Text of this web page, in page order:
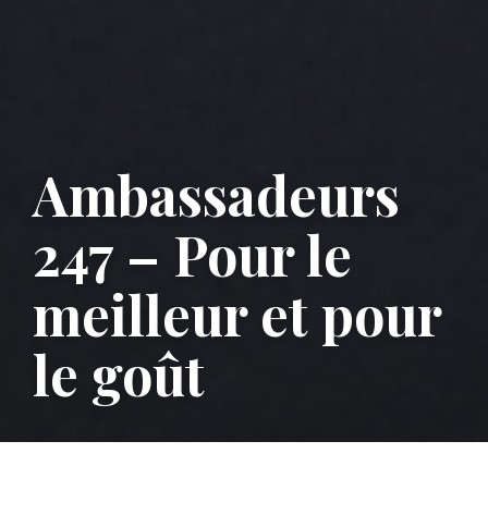
Ambassadeurs
247 – Pour le
meilleur et pour
le goût